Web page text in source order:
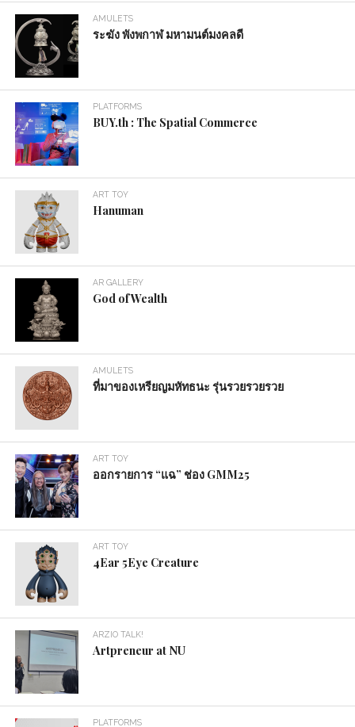
AMULETS
ระฆัง พังพกาฬ มหามนต์มงคลดี
PLATFORMS
BUY.th : The Spatial Commerce
ART TOY
Hanuman
AR GALLERY
God of Wealth
AMULETS
ที่มาของเหรียญมหัทธนะ รุ่นรวยรวยรวย
ART TOY
ออกรายการ “แฉ” ช่อง GMM25
ART TOY
4Ear 5Eye Creature
ARZIO TALK!
Artpreneur at NU
PLATFORMS